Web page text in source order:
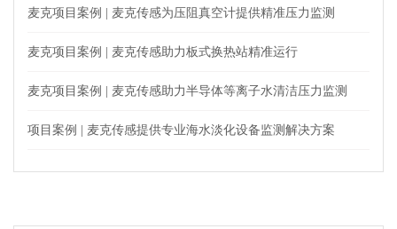
麦克项目案例 | 麦克传感为压阻真空计提供精准压力监测
麦克项目案例 | 麦克传感助力板式换热站精准运行
麦克项目案例 | 麦克传感助力半导体等离子水清洁压力监测
项目案例 | 麦克传感提供专业海水淡化设备监测解决方案